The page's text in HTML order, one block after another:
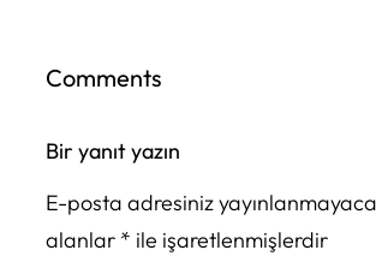
Comments
Bir yanıt yazın
E-posta adresiniz
alanlar * ile işaretlenmişlerdir